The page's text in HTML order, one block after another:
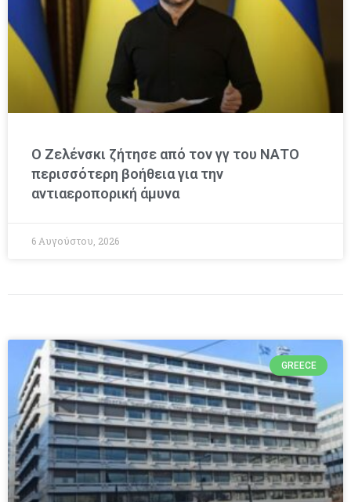
Ο Ζελένσκι ζήτησε από τον γγ του ΝΑΤΟ
περισσότερη βοήθεια για την
αντιαεροπορική άμυνα
6 Αυγούστου, 2026
GREECE